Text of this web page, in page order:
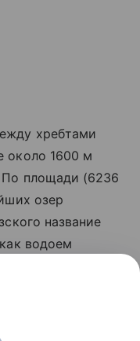
хребтами
около 1600 м
площади (6236
озер
название
водоем
Куль.